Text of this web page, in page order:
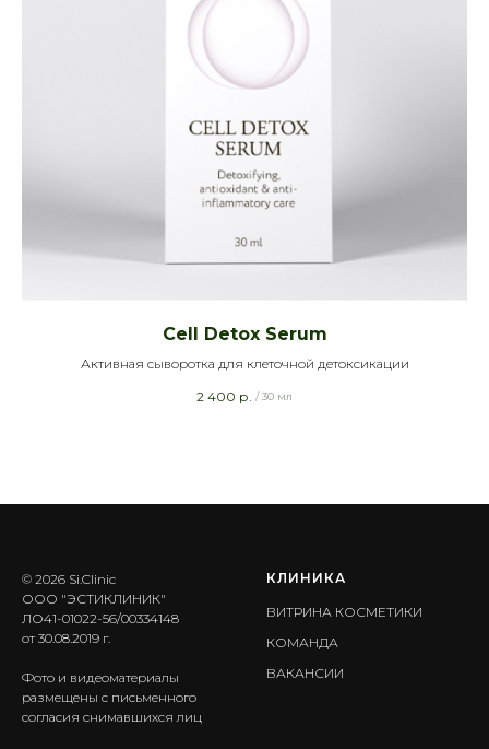
Cell Detox Serum
Активная сыворотка для клеточной детоксикации
2 400 р. / 30 мл
© 2026 Si.Clinic
ООО "ЭСТИКЛИНИК"
ЛО41-01022-56/00334148
от 30.08.2019 г.
Фото и видеоматериалы
размещены с письменного
согласия снимавшихся лиц
КЛИНИКА
ВИТРИНА КОСМЕТИКИ
КОМАНДА
ВАКАНСИИ